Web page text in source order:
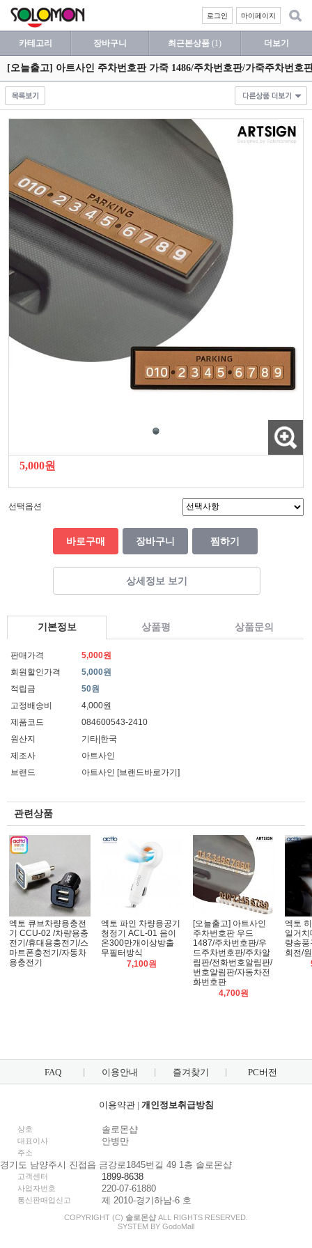
마이페이지
로그인
카테고리 장바구니 최근본상품 (1) 더보기
[오늘출고] 아트사인 주차번호판 가죽 1486/주차번호판/가죽주차번
5,000원
선택옵션
바로구매 장바구니 찜하기
상세정보 보기
기본정보 상품평 상품문의
판매가격
5,000원
회원할인가격
5,000원
적립금
50원
고정배송비
4,000원
제품코드
084600543-2410
원산지
기타|한국
제조사
아트사인
브랜드
아트사인 [브랜드바로가기]
관련상품
엑토 큐브차량용충전
기 CCU-02 /차량용충
전기/휴대용충전기/스
마트폰충전기/자동차
용충전기
엑토 파인 차량용공기
청정기 ACL-01 음이
온300만개이상방출
무필터방식
7,100원
[오늘출고] 아트사인
주차번호판 우드
1487/주차번호판/우
드주차번호판/주차알
림판/전화번호알림판/
번호알림판/자동차전
화번호판
4,700원
엑토
일거치
량송
회전/
FAQ 이용안내 즐겨찾기 PC버전
이용약관| 개인정보취급방침
상호 솔로몬샵
대표이사 안병만
주소
경기도 남양주시 진접읍 금강로1845번길 49 1층 솔로몬샵
고객센터 1899-8638
사업자번호 220-07-61880
통신판매업신고 제 2010-경기하남-6 호
COPYRIGHT (C) 솔로몬샵 ALL RIGHTS RESERVED.
SYSTEM BY GodoMall